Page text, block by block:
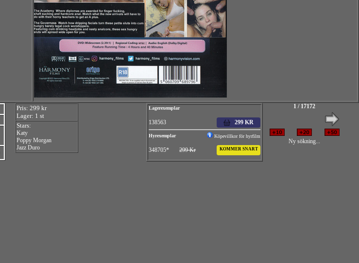
Pris: 299 kr
Lager: 1 st
Stars:
Katy
Poppy Morgan
Jazz Duro
Lagerexemplar
138563 299 KR
Hyrexemplar Köpevillkor för hyrfilm
348705* 299 Kr KOMMER SNART
1 / 17172
Ny sökning...